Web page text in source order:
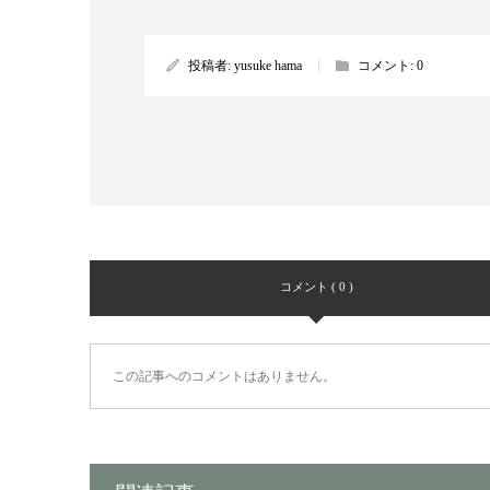
投稿者: yusuke hama コメント: 0
コメント ( 0 )
この記事へのコメントはありません。